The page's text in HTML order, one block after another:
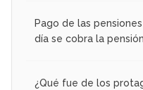
Pago de las
día se cobra la
¿Qué fue de los